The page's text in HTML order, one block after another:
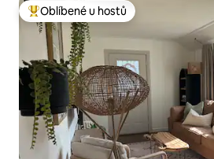
Nejlepší v kategorii Oblíbené u hostů
Oblíbené u hostů